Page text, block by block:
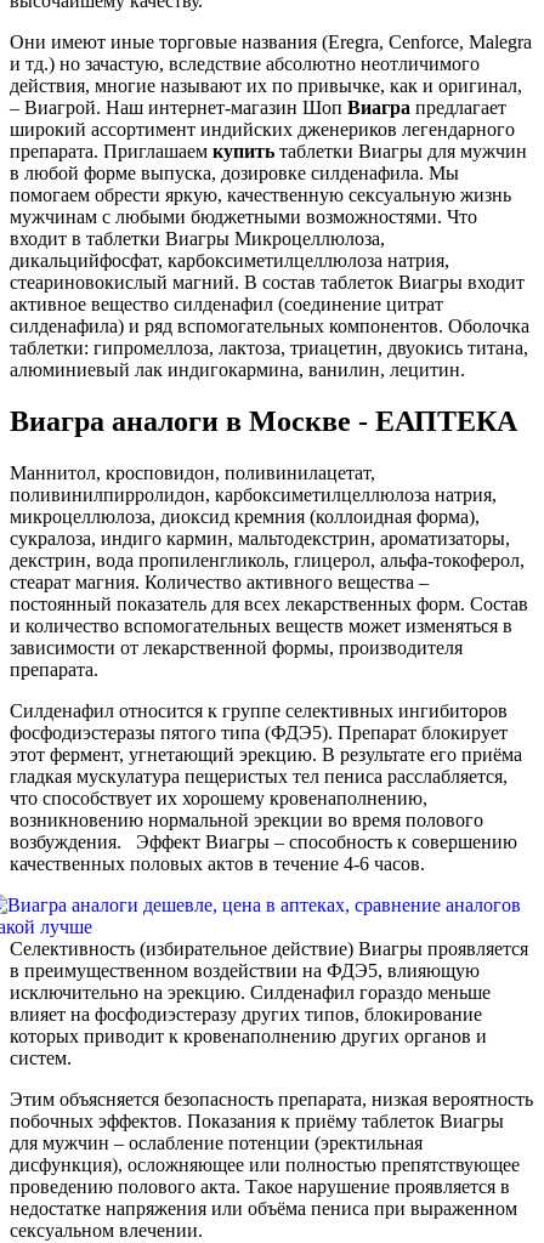
Они имеют иные торговые названия (Eregra, Cenforce, Malegra
и тд.) но зачастую, вследствие абсолютно неотличимого
действия, многие называют их по привычке, как и оригинал,
– Виагрой. Наш интернет-магазин Шоп Виагра предлагает
широкий ассортимент индийских дженериков легендарного
препарата. Приглашаем купить таблетки Виагры для мужчин
в любой форме выпуска, дозировке силденафила. Мы
помогаем обрести яркую, качественную сексуальную жизнь
мужчинам с любыми бюджетными возможностями. Что
входит в таблетки Виагры Микроцеллюлоза,
дикальцийфосфат, карбоксиметилцеллюлоза натрия,
стеариновокислый магний. В состав таблеток Виагры входит
активное вещество силденафил (соединение цитрат
силденафила) и ряд вспомогательных компонентов. Оболочка
таблетки: гипромеллоза, лактоза, триацетин, двуокись титана,
алюминиевый лак индигокармина, ванилин, лецитин.
Виагра аналоги в Москве - ЕАПТЕКА
Маннитол, кросповидон, поливинилацетат,
поливинилпирролидон, карбоксиметилцеллюлоза натрия,
микроцеллюлоза, диоксид кремния (коллоидная форма),
сукралоза, индиго кармин, мальтодекстрин, ароматизаторы,
декстрин, вода пропиленгликоль, глицерол, альфа-токоферол,
стеарат магния. Количество активного вещества –
постоянный показатель для всех лекарственных форм. Состав
и количество вспомогательных веществ может изменяться в
зависимости от лекарственной формы, производителя
препарата.
Силденафил относится к группе селективных ингибиторов
фосфодиэстеразы пятого типа (ФДЭ5). Препарат блокирует
этот фермент, угнетающий эрекцию. В результате его приёма
гладкая мускулатура пещеристых тел пениса расслабляется,
что способствует их хорошему кровенаполнению,
возникновению нормальной эрекции во время полового
возбуждения. Эффект Виагры – способность к совершению
качественных половых актов в течение 4-6 часов.
Селективность (избирательное действие) Виагры проявляется
в преимущественном воздействии на ФДЭ5, влияющую
исключительно на эрекцию. Силденафил гораздо меньше
влияет на фосфодиэстеразу других типов, блокирование
которых приводит к кровенаполнению других органов и
систем.
Этим объясняется безопасность препарата, низкая вероятность
побочных эффектов. Показания к приёму таблеток Виагры
для мужчин – ослабление потенции (эректильная
дисфункция), осложняющее или полностью препятствующее
проведению полового акта. Такое нарушение проявляется в
недостатке напряжения или объёма пениса при выраженном
сексуальном влечении.